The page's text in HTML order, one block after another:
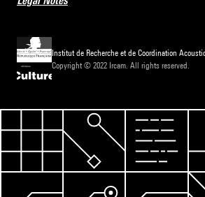
Institut de Recherche et de Coordination
Copyright © 2022 Ircam. All rights reserved.